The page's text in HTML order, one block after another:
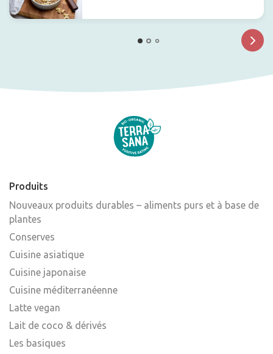
Produits
Nouveaux produits durables – aliments purs et à base de
plantes
Conserves
Cuisine asiatique
Cuisine japonaise
Cuisine méditerranéenne
Latte vegan
Lait de coco & dérivés
Les basiques